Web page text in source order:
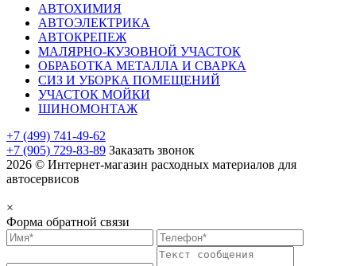
АВТОХИМИЯ
АВТОЭЛЕКТРИКА
АВТОКРЕПЕЖ
МАЛЯРНО-КУЗОВНОЙ УЧАСТОК
ОБРАБОТКА МЕТАЛЛА И СВАРКА
СИЗ И УБОРКА ПОМЕЩЕНИЙ
УЧАСТОК МОЙКИ
ШИНОМОНТАЖ
+7 (499) 741-49-62
+7 (905) 729-83-89 Заказать звонок
2026 © Интернет-магазин расходных материалов для
автосервисов
×
Форма обратной связи